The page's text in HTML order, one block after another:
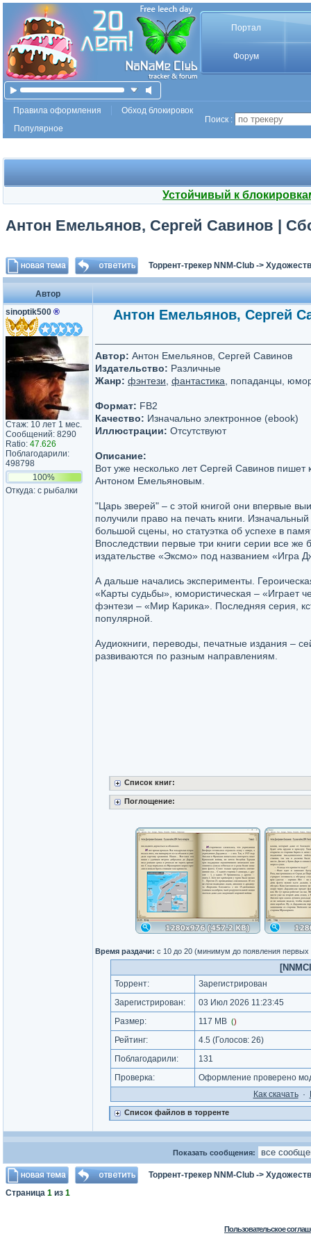
Портал
Форум
Правила оформления
Обход блокировок
Популярное
Поиск :
Устойчивый к
Антон Емельянов, Сергей Савинов |
Торрент-трекер NNM-Club ->
Автор
sinoptik500 ®
Стаж: 10 лет 1 мес.
Сообщений: 8290
Ratio: 47.626
Поблагодарили:
498798
100%
Откуда: с рыбалки
Антон Емельянов, Сергей
Автор: Антон Емельянов, Сергей Савинов
Издательство: Различные
Жанр: фэнтези фантастика , попаданцы,
Формат: FB2
Качество: Изначально электронное (ebook)
Иллюстрации: Отсутствуют
Описание:
Вот уже несколько лет Сергей Савинов пишет
Антоном Емельяновым.
"Царь зверей" – с этой книгой они впервые
получили право на печать книги.
большой сцены, но статуэтка об успехе в
Впоследствии первые три книги серии все же
издательстве «Эксмо» под названием «Игра
А дальше начались эксперименты.
«Карты судьбы», юмористическая – «Играет
фэнтези – «Мир Карика». Последняя серия,
популярной.
Аудиокниги, переводы, печатные издания –
развиваются по разным направлениям.
Список книг:
Поглощение:
Время раздачи: с 10 до 20 (минимум до появления
Торрент:
Зарегистрирован
Зарегистрирован:
03 Июл 2026 11:23:45
Размер:
117 MB ()
Рейтинг: 4.5 (Голосов: 26)
Поблагодарили:
131
Проверка:
Оформление проверено
Как cкачать·
Список файлов в торренте
Показать сообщения:
Торрент-трекер NNM-Club ->
Страница 1 из 1
Пользовательское